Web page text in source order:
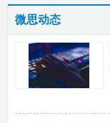
微思动态